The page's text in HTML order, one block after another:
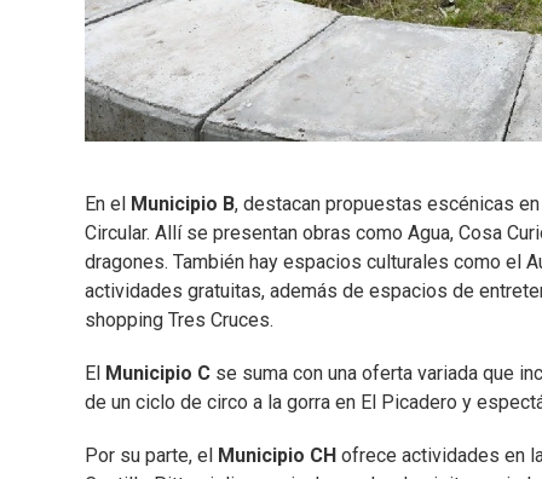
En el Municipio B, destacan propuestas escénicas
Circular. Allí se presentan obras como Agua, Cosa
dragones. También hay espacios culturales como el
actividades gratuitas, además de espacios de
shopping Tres Cruces.
El Municipio C se suma con una oferta variada que
de un ciclo de circo a la gorra en El Picadero y
Por su parte, el Municipio CH ofrece actividades en